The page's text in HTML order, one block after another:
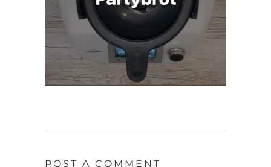
POST A COMMENT